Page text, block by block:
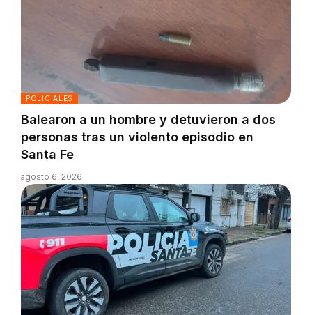
POLICIALES
Balearon a un hombre y detuvieron a dos
personas tras un violento episodio en
Santa Fe
agosto 6, 2026